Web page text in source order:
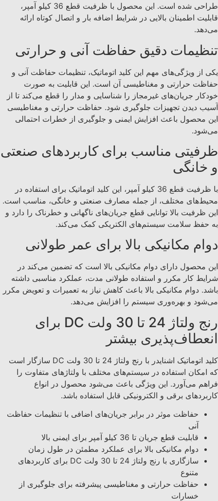
طراحی شده است. این محصول با ظرفیت قطع 36 کیلو آمپر،
قابلیت اطمینان بالایی در شرایط اضافه بار و اتصال کوتاه ارائه
می‌دهد.
تنظیمات دقیق حفاظت آنی و حرارتی
یکی از ویژگی‌های مهم این کليد اتوماتیک، تنظیمات حفاظت آنی و
حفاظت حرارتی و مغناطیسی آن است. این قابلیت به صورت
خودکار جریان‌های غیرمجاز را شناسایی و مدار را قطع می‌کند تا از
آسیب دیدن تجهیزات جلوگیری شود. حفاظت حرارتی و مغناطیسی
این محصول باعث افزایش ایمنی و جلوگیری از خطرات احتمالی
می‌شود.
ظرفیتی مناسب برای کاربردهای صنعتی
و خانگی
با ظرفیت قطع 36 کیلو آمپر، این کليد اتوماتیک برای استفاده در
محیط‌های مختلف، از جمله مصارف صنعتی و خانگی، مناسب است.
این ظرفیت بالا توانایی قطع جریان‌های ناگهانی و خطرناک را دارد و
به حفظ سلامت سیستم‌های الکتریکی کمک می‌کند.
دوام مکانیکی بالا برای عمر طولانی
این محصول دارای دوام مکانیکی بالا است که تضمین می‌کند در
شرایط کار مکرر و استفاده طولانی مدت، عملکرد مناسبی داشته
باشد. دوام مکانیکی بالا باعث کاهش نیاز به تعمیرات و تعویض مکرر
می‌شود و بهره‌وری سیستم را افزایش می‌دهد.
رنج ولتاژ 24 تا 30 ولت DC برای
انعطاف‌پذیری بیشتر
کليد اتوماتیک اشنایدر با رنج ولتاژ 24 تا 30 ولت DC سازگار است
که امکان استفاده در سیستم‌های مختلف با ولتاژهای متفاوت را
فراهم می‌آورد. این ویژگی باعث می‌شود محصول در انواع
کاربردهای برقی و الکترونیکی قابل استفاده باشد.
حفاظت موثر در برابر جریان‌های اضافی با تنظیمات حفاظت
آنی
قابلیت قطع جریان تا 36 کیلو آمپر برای ایمنی بالا
دوام مکانیکی بالا برای عملکرد مطمئن در طول زمان
سازگاری با رنج ولتاژ 24 تا 30 ولت DC برای کاربردهای
متنوع
حفاظت حرارتی و مغناطیسی پیشرفته برای جلوگیری از
خسارات